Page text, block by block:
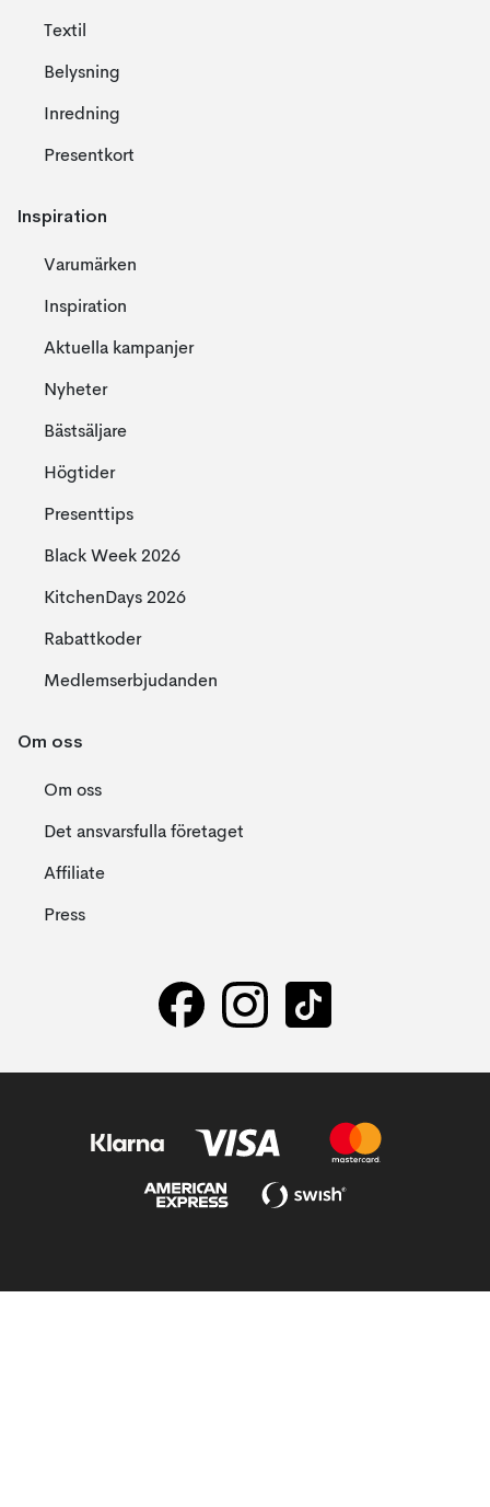
Textil
Belysning
Inredning
Presentkort
Inspiration
Varumärken
Inspiration
Aktuella kampanjer
Nyheter
Bästsäljare
Högtider
Presenttips
Black Week 2026
KitchenDays 2026
Rabattkoder
Medlemserbjudanden
Om oss
Om oss
Det ansvarsfulla företaget
Affiliate
Press